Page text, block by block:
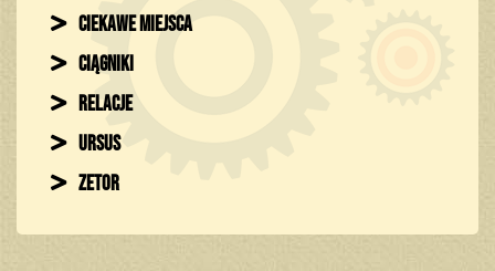
Ciekawe miejsca
Ciągniki
Relacje
Ursus
Zetor